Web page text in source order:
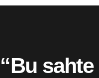
“Bu